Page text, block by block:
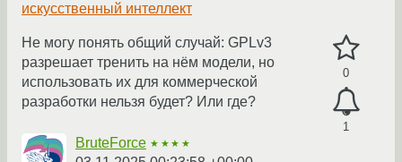
искусственный интеллект
0
1
Не могу понять общий случай: GPLv3
разрешает тренить на нём модели, но
использовать их для коммерческой
разработки нельзя будет? Или где?
BruteForce ★★★★